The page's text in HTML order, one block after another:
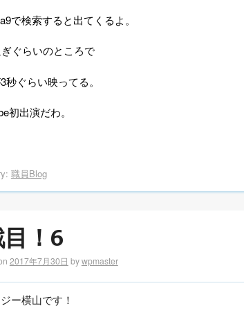
で検索すると出てくるよ。
ぐらいのところで
3秒ぐらい映ってる。
初出演だわ。
職員Blog
！6
2017年7月30日 bywpmaster
ー横山です！